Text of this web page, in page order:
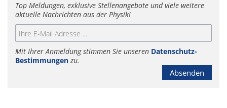
Top Meldungen, exklusive Stellenangebote und viele weitere
aktuelle Nachrichten aus der Physik!
Mit Ihrer Anmeldung stimmen Sie unseren Datenschutz-
Bestimmungen zu.
Absenden